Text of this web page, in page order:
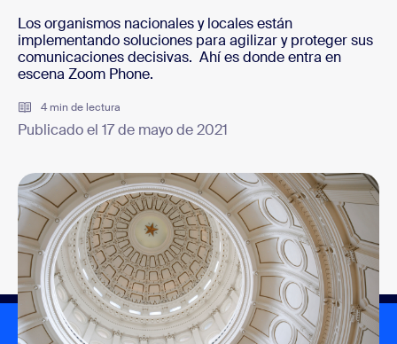
Los organismos nacionales y locales están
implementando soluciones para agilizar y proteger sus
comunicaciones decisivas. Ahí es donde entra en
escena Zoom Phone.
4 min de lectura
Publicado el 17 de mayo de 2021